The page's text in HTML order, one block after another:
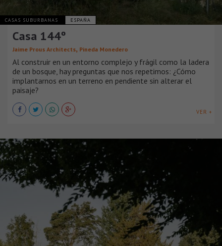
CASAS SUBURBANAS ESPAÑA
Casa 144º
Jaime Prous Architects, Pineda Monedero
Al construir en un entorno complejo y frágil como la ladera
de un bosque, hay preguntas que nos repetimos: ¿Cómo
implantarnos en un terreno en pendiente sin alterar el
paisaje?
VER +